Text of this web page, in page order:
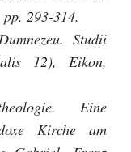
293-314.
Studii
12), Eikon,
Eine
Kirche am